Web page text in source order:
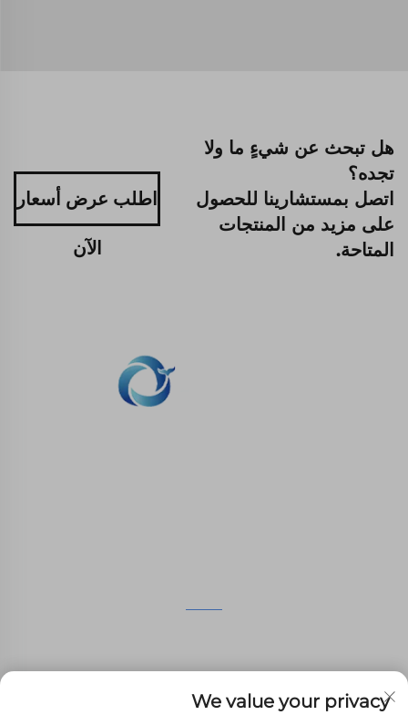
هل تبحث عن شيءٍ ما ولا
تجده؟
اتصل بمستشارينا للحصول
على مزيد من المنتجات
المتاحة.
اطلب عرض أسعار
الآن
We value your privacy